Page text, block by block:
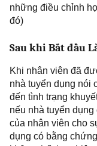
những điều chỉnh
đó)
Saukhi Bắt đầu
Khi nhân viên đã
nhà tuyển dụng nói
đến tình trạng
nếu nhà tuyển
của nhân viên cho
dụng có bằng